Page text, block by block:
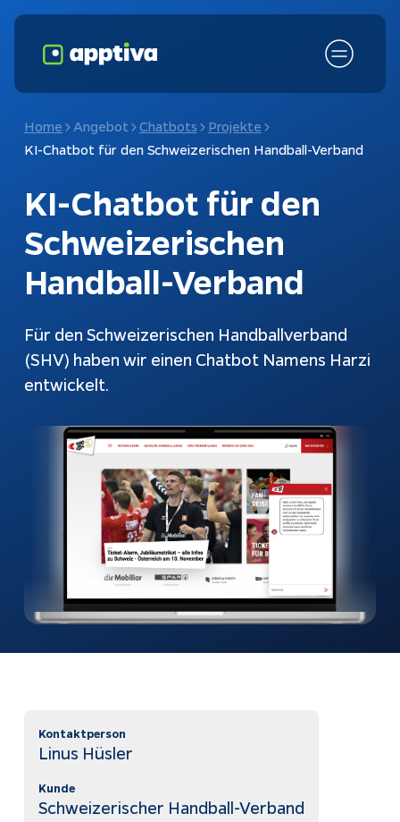
Home Angebot Chatbots
Projekte
KI-Chatbot für den Schweizerischen Handball-Verband
KI-Chatbot für den
Schweizerischen
Handball-Verband
Für den Schweizerischen Handballverband
(SHV) haben wir einen Chatbot Namens Harzi
entwickelt.
Kontaktperson
Linus Hüsler
Kunde
Schweizerischer Handball-Verband
Fokusthemen
Schnittstellen
Webshops
Weiterentwicklung
KI-Chatbot
Chatbots
beantworten
Bubble-Chat
Dokumentation
Softwareentwicklung
Prozesse
automatisieren
KI-Agenten
App Entwicklung
Apptiva
Über uns
Projekte
Kontakt
Rechtliches